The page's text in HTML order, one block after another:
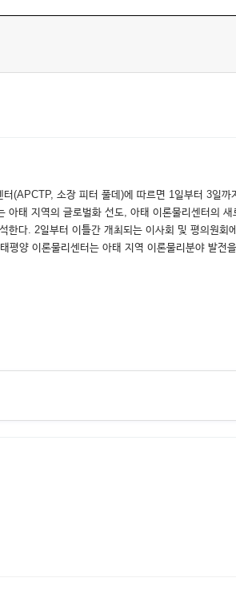
(APCTP, 소장 피터 풀데)에 따르면 1일부터 3일
태 지역의 글로벌화 선도, 아태 이론물리센터의
한다. 2일부터 이틀간 개최되는 이사회 및 평의
양 이론물리센터는 아태 지역 이론물리분야 발